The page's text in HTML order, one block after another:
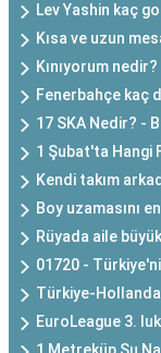
Lev Yashin kaç
Kısa ve uzun
Kınıyorum nedir?
Fenerbahçe kaç
17 SKA Nedir? -
1 Şubat'ta Hangi
Kendi takım
Boy uzamasını
Rüyada aile
01720 -
Türkiye-Hollanda
EuroLeague 3.